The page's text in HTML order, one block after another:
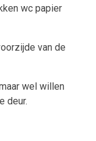
wc papier
van de
wel willen
deur.